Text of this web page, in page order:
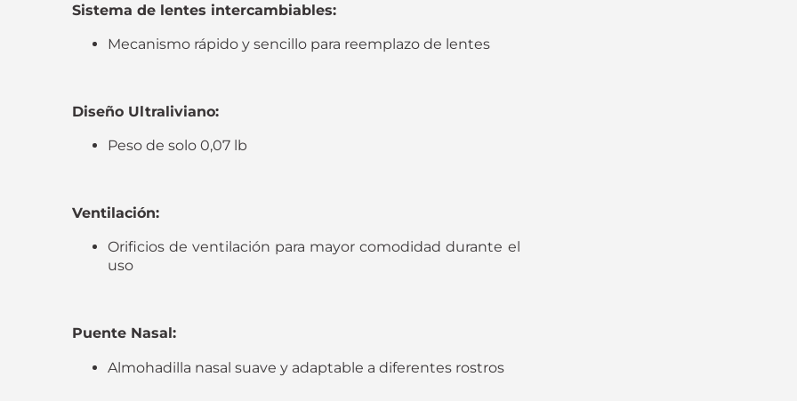
Sistema de lentes intercambiables:
Mecanismo rápido y sencillo para reemplazo de lentes
Diseño Ultraliviano:
Peso de solo 0,07 lb
Ventilación:
Orificios de ventilación para mayor comodidad durante el
uso
Puente Nasal:
Almohadilla nasal suave y adaptable a diferentes rostros